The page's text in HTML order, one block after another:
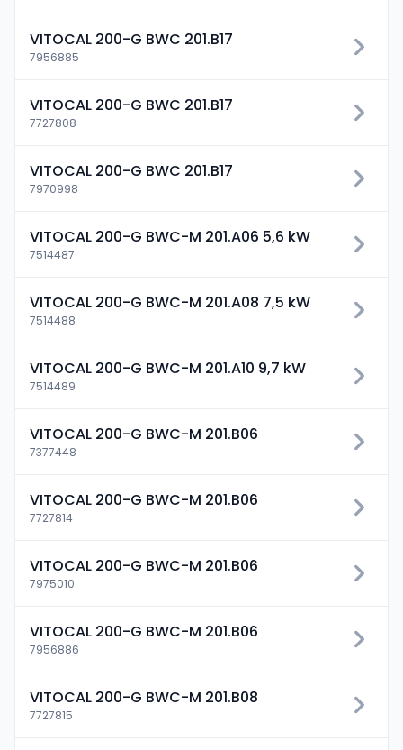
VITOCAL 200-G BWC 201.B17
7956885
VITOCAL 200-G BWC 201.B17
7727808
VITOCAL 200-G BWC 201.B17
7970998
VITOCAL 200-G BWC-M 201.A06 5,6 kW
7514487
VITOCAL 200-G BWC-M 201.A08 7,5 kW
7514488
VITOCAL 200-G BWC-M 201.A10 9,7 kW
7514489
VITOCAL 200-G BWC-M 201.B06
7377448
VITOCAL 200-G BWC-M 201.B06
7727814
VITOCAL 200-G BWC-M 201.B06
7975010
VITOCAL 200-G BWC-M 201.B06
7956886
VITOCAL 200-G BWC-M 201.B08
7727815